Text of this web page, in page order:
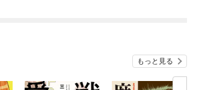
もっと見る